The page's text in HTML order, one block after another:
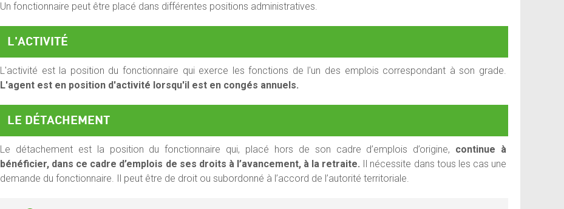
Un fonctionnaire peut être placé dans différentes positions administratives.
L'ACTIVITÉ
L'activité est la position du fonctionnaire qui exerce les fonctions de l'un des emplois correspondant à son grade.
L'agent est en position d'activité lorsqu'il est en congés annuels.
LE DÉTACHEMENT
Le détachement est la position du fonctionnaire qui, placé hors de son cadre d’emplois d’origine, continue à
bénéficier, dans ce cadre d’emplois de ses droits à l’avancement, à la retraite. Il nécessite dans tous les cas une
demande du fonctionnaire. Il peut être de droit ou subordonné à l’accord de l’autorité territoriale.